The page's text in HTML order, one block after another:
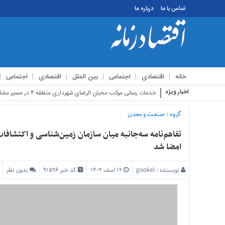
تماس با ما درباره ما
خانه اقتصادی اجتماعی بین الملل اقتصادی اجتماعی
تماس
ما
درباره
اخبار ویژه استقبال زائر
گروه :صنعت و معدن
تفاهم‌نامه سه‌جانبه میان سازمان زمین‌شناسی و
امضا شد
نویسنده : gookel کد خبر 91596 بدون نظر